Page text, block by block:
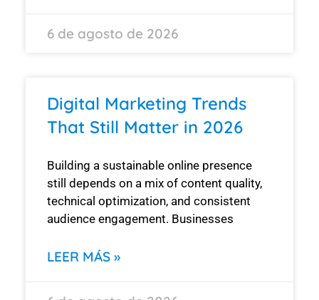
6 de agosto de 2026
Digital Marketing Trends
That Still Matter in 2026
Building a sustainable online presence
still depends on a mix of content quality,
technical optimization, and consistent
audience engagement. Businesses
LEER MÁS »